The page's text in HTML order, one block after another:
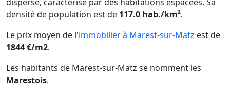
dispersé, caractérisé par des habitations espacées. Sa
densité de population est de 117.0 hab./km².
Le prix moyen de l'immobilier à Marest-sur-Matz est de
1844 €/m2.
Les habitants de Marest-sur-Matz se nomment les
Marestois.